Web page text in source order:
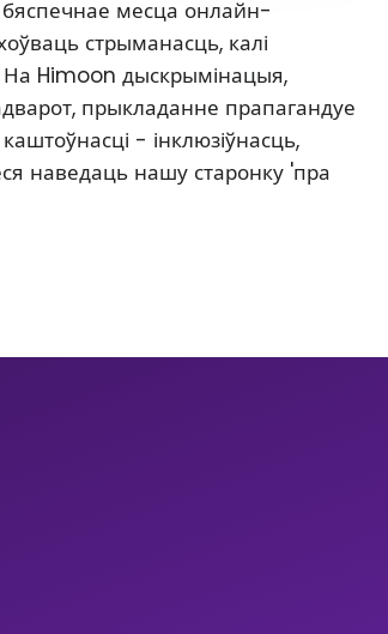
бяспечнае месца онлайн-
стрыманасць, калі
На Himoon дыскрымінацыя,
прыкладанне прапагандуе
- інклюзіўнасць,
наведаць нашу старонку 'пра